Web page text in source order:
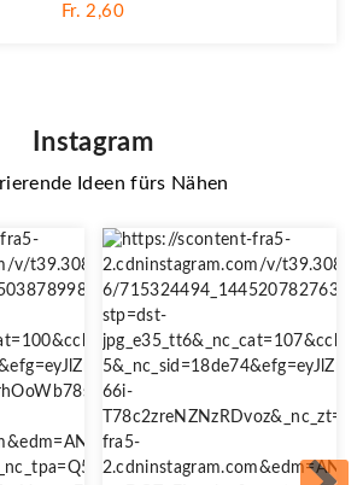
Fr. 2,60
Instagram
Ideen fürs Nähen